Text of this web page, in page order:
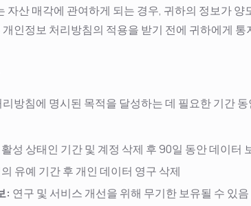
자산 매각에 관여하게 되는 경우, 귀하의 정보가 양
인정보 처리방침의 적용을 받기 전에 귀하에게 통
방침에 명시된 목적을 달성하는 데 필요한 기간
성 상태인 기간 및 계정 삭제 후 90일 동안 데이터
유예 기간 후 개인 데이터 영구 삭제
: 연구 및 서비스 개선을 위해 무기한 보유될 수 있음